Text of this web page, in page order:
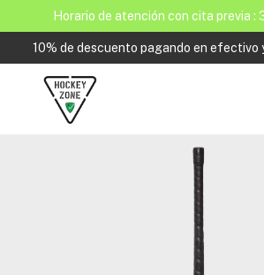
Horario de atención con cita previa
10% de descuento pagando en efectivo